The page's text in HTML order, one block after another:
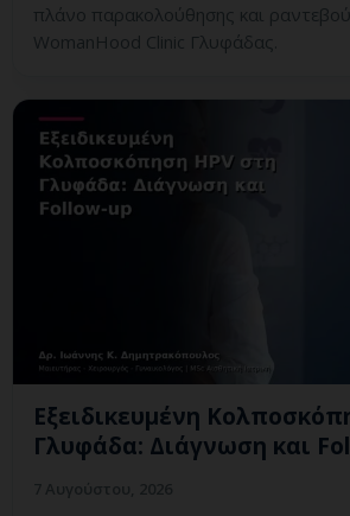
πλάνο παρακολούθησης και
WomanHood Clinic Γλυφάδας.
Εξειδικευμένη
Γλυφάδα: Διάγνωση και